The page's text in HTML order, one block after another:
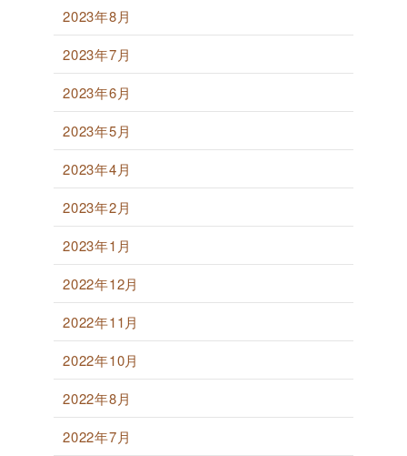
2023年8月
2023年7月
2023年6月
2023年5月
2023年4月
2023年2月
2023年1月
2022年12月
2022年11月
2022年10月
2022年8月
2022年7月